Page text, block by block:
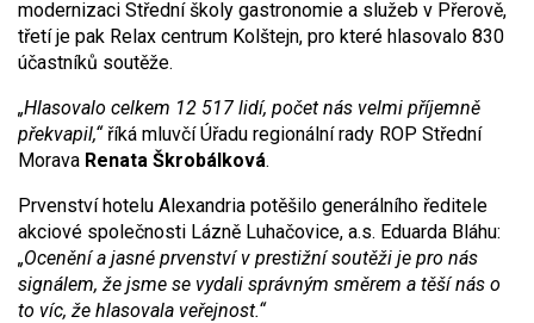
modernizaci Střední školy gastronomie a služeb v Přerově,
třetí je pak Relax centrum Kolštejn, pro které hlasovalo 830
účastníků soutěže.
„Hlasovalo celkem 12 517 lidí, počet nás velmi příjemně
překvapil,“říká mluvčí Úřadu regionální rady ROP Střední
Morava Renata Škrobálková.
Prvenství hotelu Alexandria potěšilo generálního ředitele
akciové společnosti Lázně Luhačovice, a.s. Eduarda Bláhu:
„Ocenění a jasné prvenství v prestižní soutěži je pro nás
signálem, že jsme se vydali správným směrem a těší nás o
to víc, že hlasovala veřejnost.“